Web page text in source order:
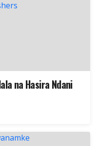
na Hasira Ndani